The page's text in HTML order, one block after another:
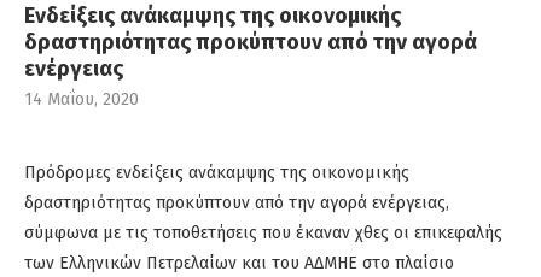
Ενδείξεις ανάκαμψης της οικονομικής
δραστηριότητας προκύπτουν από την αγορά
ενέργειας
14 Μαΐου, 2020
Πρόδρομες ενδείξεις ανάκαμψης της οικονομικής
δραστηριότητας προκύπτουν από την αγορά ενέργειας,
σύμφωνα με τις τοποθετήσεις που έκαναν χθες οι επικεφαλής
των Eλληνικών Πετρελαίων και του ΑΔΜΗΕ στο πλαίσιο